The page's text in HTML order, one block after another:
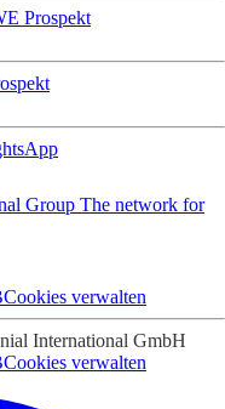
Prospekt
App
Group The network for
Cookies verwalten
International GmbH
Cookies verwalten